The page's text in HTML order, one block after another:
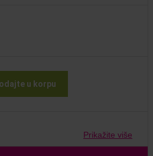
u korpu
Prikažite više